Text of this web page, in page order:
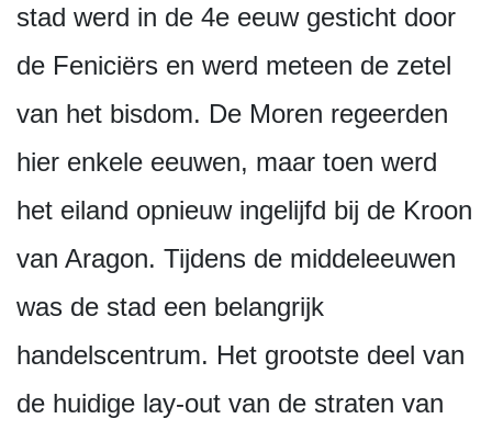
stad werd in de 4e eeuw gesticht door
de Feniciërs en werd meteen de zetel
van het bisdom. De Moren regeerden
hier enkele eeuwen, maar toen werd
het eiland opnieuw ingelijfd bij de Kroon
van Aragon. Tijdens de middeleeuwen
was de stad een belangrijk
handelscentrum. Het grootste deel van
de huidige lay-out van de straten van